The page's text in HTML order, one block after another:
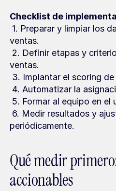
Checklist de
ventas.
ventas.
3. Implantar el scoring
4. Automatizar la
5. Formar al equipo en el
periódicamente.
Qué medir
accionables